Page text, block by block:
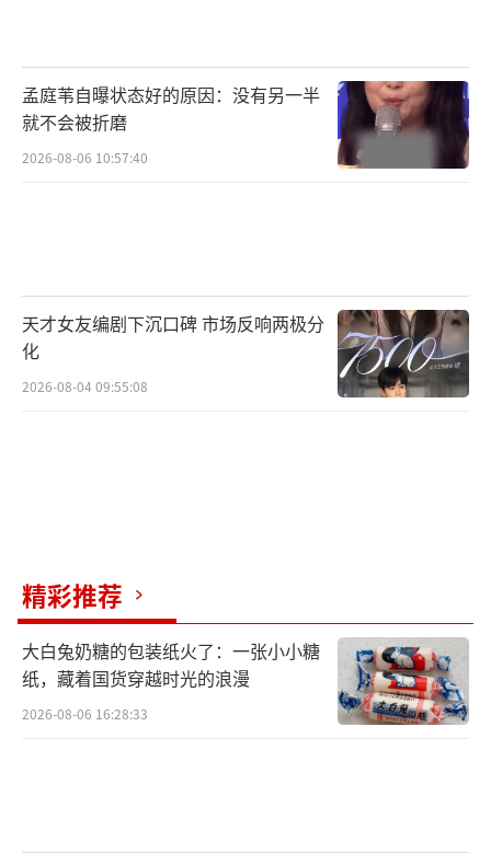
孟庭苇自曝状态好的原因：没有另一半
就不会被折磨
2026-08-06 10:57:40
天才女友编剧下沉口碑 市场反响两极分
化
2026-08-04 09:55:08
精彩推荐
大白兔奶糖的包装纸火了：一张小小糖
纸，藏着国货穿越时光的浪漫
2026-08-06 16:28:33